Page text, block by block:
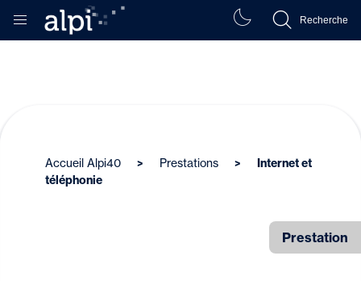
Recherche
Accueil Alpi40 Prestations
Internet et
téléphonie
Prestation